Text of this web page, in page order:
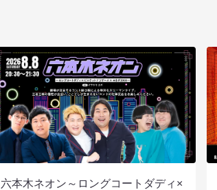
六本木ネオン～ロングコートダディ×